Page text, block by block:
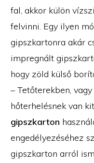
fal, akkor külön
felvinni. Egy ilyen
gipszkartonra akár
impregnált
hogy zöld külső
– Tetőterekben,
hőterhelésnek van
gipszkarton
engedélyezéséhez
gipszkarton arról